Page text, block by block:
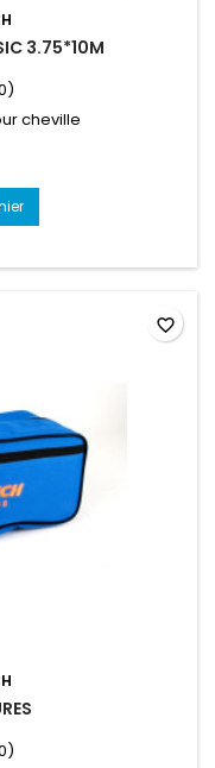
3.75*10M
cheville
favorite_border